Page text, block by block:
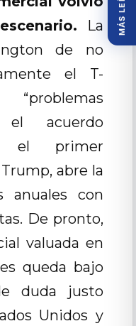
La
de no
el T-
el acuerdo
el primer
abre la
anuales con
De pronto,
valuada en
queda bajo
duda justo
Unidos y